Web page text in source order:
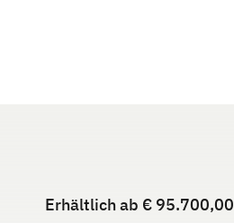
Erhältlich ab € 95.700,00